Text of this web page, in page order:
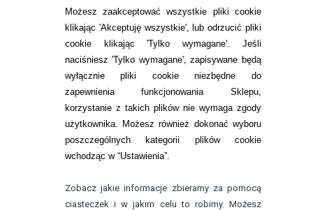
Możesz zaakceptować wszystkie pliki cookie
klikając 'Akceptuję wszystkie', lub odrzucić pliki
cookie klikając 'Tylko wymagane'. Jeśli
naciśniesz 'Tylko wymagane', zapisywane będą
wyłącznie pliki cookie niezbędne do
zapewnienia funkcjonowania Sklepu,
korzystanie z takich plików nie wymaga zgody
użytkownika. Możesz również dokonać wyboru
poszczególnych kategorii plików cookie
wchodząc w “Ustawienia”.
Zobacz jakie informacje zbieramy za pomocą
ciasteczek i w jakim celu to robimy. Możesz
SOCZEWKI KOLOROWE
Zwrot (odstąpienie od umowy)
ZMIEŃ USTAWIENIA ZGODY NA CIASTECZKA
KONTAKT
telefon:
22 113 44 42
telefon:
732 08 08 72
kontakt@bezokularow.pl